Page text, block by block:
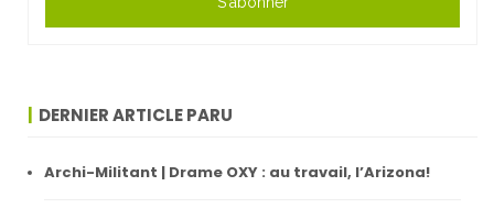
DERNIER ARTICLE PARU
Archi-Militant | Drame OXY : au travail, l’Arizona!